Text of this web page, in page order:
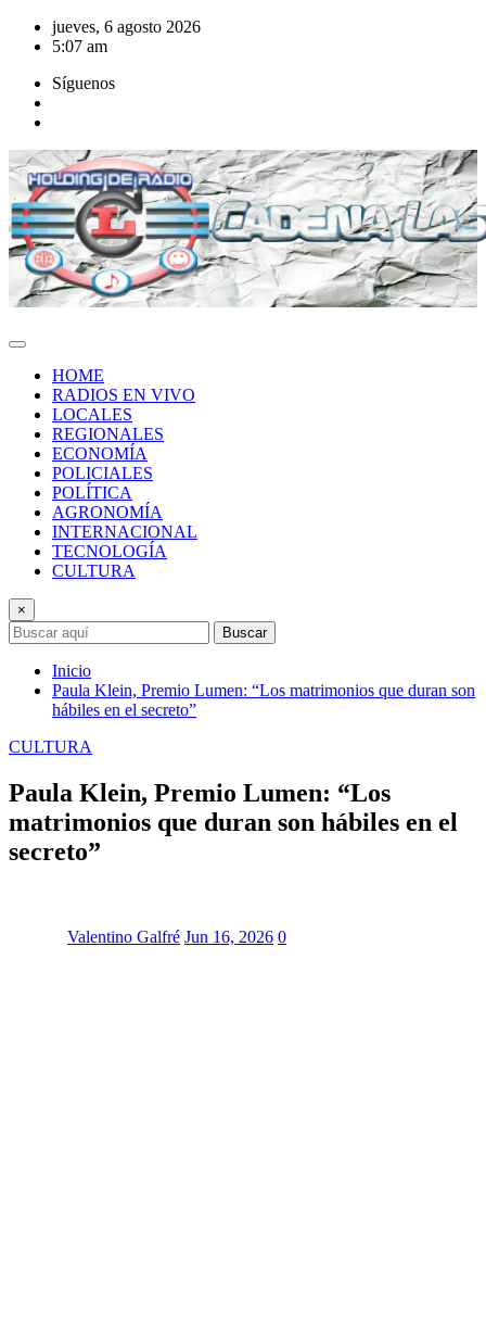
Saltar
jueves, 6 agosto 2026
5:07 am
Síguenos
HOME
RADIOS EN VIVO
LOCALES
REGIONALES
ECONOMÍA
POLICIALES
POLÍTICA
AGRONOMÍA
INTERNACIONAL
TECNOLOGÍA
CULTURA
×
Buscar
Inicio
Paula Klein, Premio Lumen: “Los matrimonios que duran son
hábiles en el secreto”
CULTURA
Paula Klein, Premio Lumen: “Los
matrimonios que duran son hábiles en el
secreto”
Valentino Galfré Jun 16, 2026 0